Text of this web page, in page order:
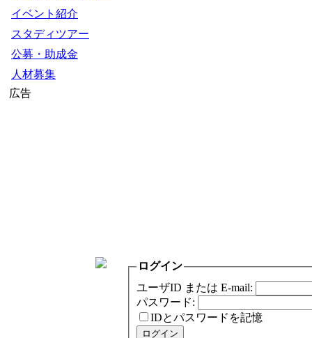
イベント紹介
スタディツアー
公募・助成金
人材募集
広告
ログイン
ユーザID または E-mail:
パスワード:
IDとパスワードを記憶